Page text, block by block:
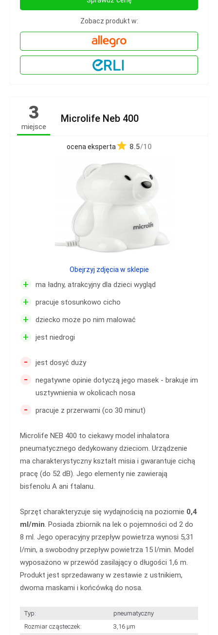
Zobacz produkt w:
3
miejsce
Microlife Neb 400
ocena eksperta 8.5/10
+ ma ładny, atrakcyjny dla dzieci wygląd
+ pracuje stosunkowo cicho
+ dziecko może po nim malować
+ jest niedrogi
- jest dosyć duży
-
negatywne opinie dotyczą jego masek - brakuje im
usztywnienia w okolicach nosa
- pracuje z przerwami (co 30 minut)
Microlife NEB 400 to ciekawy model inhalatora
pneumatycznego dedykowany dzieciom. Urządzenie
ma charakterystyczny kształt misia i gwarantuje cichą
pracę (do 52 dB). Jego elementy nie zawierają
bisfenolu A ani ftalanu.
Sprzęt charakteryzuje się wydajnością na poziomie 0,4
ml/min. Posiada zbiornik na lek o pojemności od 2 do
8 ml. Jego operacyjny przepływ powietrza wynosi 5,31
l/min, a swobodny przepływ powietrza 15 l/min. Model
wyposażono w przewód zasilający o długości 1,6 m.
Produkt jest sprzedawany w zestawie z ustnikiem,
dwoma maskami i końcówką do nosa.
Typ:
pneumatyczny
Rozmiar cząsteczek:
3,16 μm
Obejrzyj zdjęcia w sklepie